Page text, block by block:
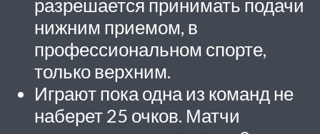
разрешается принимать подачи
нижним приемом, в
профессиональном спорте,
только верхним.
Играют пока одна из команд не
наберет 25 очков. Матчи